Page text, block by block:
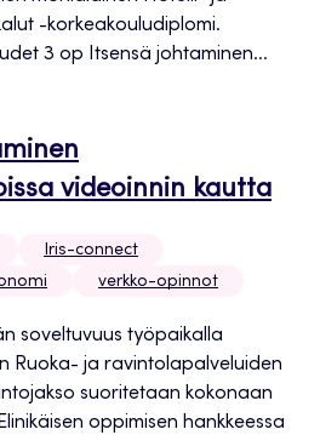
-korkeakouludiplomi.
3 op Itsensä johtaminen...
videoinnin kautta
Iris-connect
verkko-opinnot
soveltuvuus työpaikalla
Ruoka- ja ravintolapalveluiden
suoritetaan kokonaan
oppimisen hankkeessa